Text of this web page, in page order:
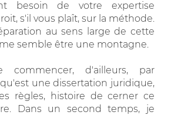
besoin de votre expertise
s'il vous plaît, sur la méthode.
au sens large de cette
semble être une montagne.
commencer, d'ailleurs, par
une dissertation juridique,
règles, histoire de cerner ce
Dans un second temps, je